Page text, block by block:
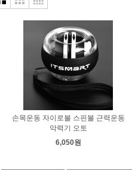
손목운동 자이로볼 스핀볼 근력운동
악력기 오토
6,050원